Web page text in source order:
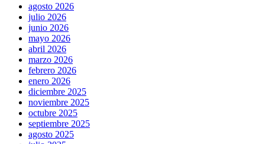
agosto 2026
julio 2026
junio 2026
mayo 2026
abril 2026
marzo 2026
febrero 2026
enero 2026
diciembre 2025
noviembre 2025
octubre 2025
septiembre 2025
agosto 2025